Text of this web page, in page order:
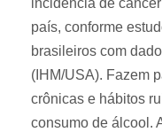
incidência de
país, conforme
brasileiros com
(IHM/USA). Fazem
crônicas e hábitos
consumo de álcool.